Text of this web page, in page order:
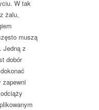
W tak
żalu,
muszą
Jedną z
dobór
zapewni